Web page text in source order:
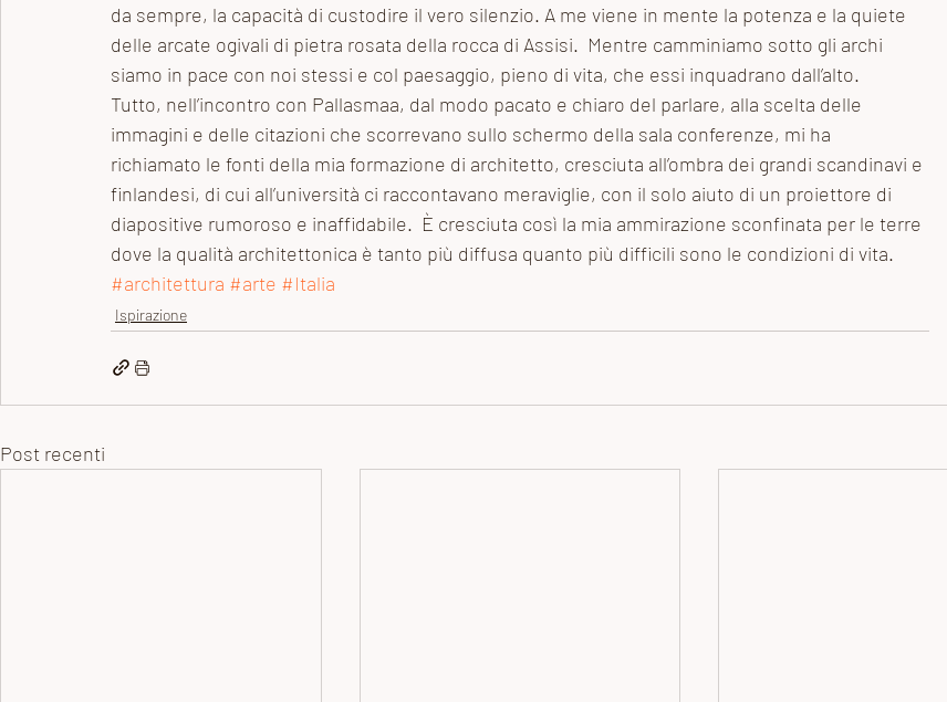
da sempre, la capacità di custodire il vero silenzio. A me viene in mente la potenza e la quiete
delle arcate ogivali di pietra rosata della rocca di Assisi.  Mentre camminiamo sotto gli archi
siamo in pace con noi stessi e col paesaggio, pieno di vita, che essi inquadrano dall’alto.
Tutto, nell’incontro con Pallasmaa, dal modo pacato e chiaro del parlare, alla scelta delle
immagini e delle citazioni che scorrevano sullo schermo della sala conferenze, mi ha
richiamato le fonti della mia formazione di architetto, cresciuta all’ombra dei grandi scandinavi e
finlandesi, di cui all’università ci raccontavano meraviglie, con il solo aiuto di un proiettore di
diapositive rumoroso e inaffidabile.  È cresciuta così la mia ammirazione sconfinata per le terre
dove la qualità architettonica è tanto più diffusa quanto più difficili sono le condizioni di vita.
#architettura #arte #Italia
Ispirazione
Post recenti